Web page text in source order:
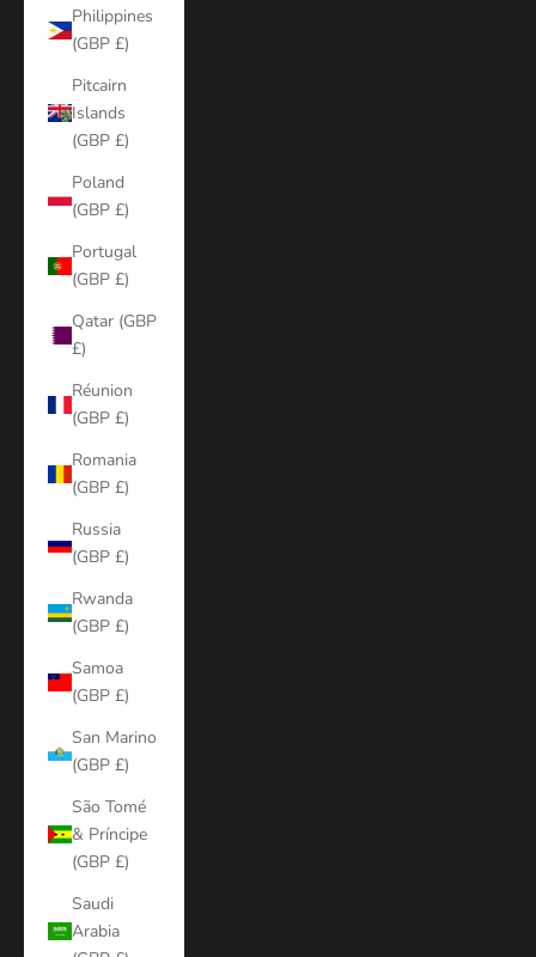
Philippines
(GBP £)
Pitcairn
Islands
(GBP £)
Poland
(GBP £)
Portugal
(GBP £)
Qatar (GBP
£)
Réunion
(GBP £)
Romania
(GBP £)
Russia
(GBP £)
Rwanda
(GBP £)
Samoa
(GBP £)
San Marino
(GBP £)
São Tomé
& Príncipe
(GBP £)
Saudi
Arabia